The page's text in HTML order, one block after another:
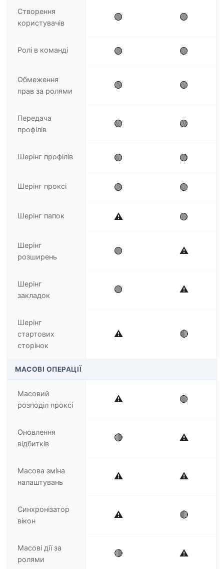
Створення
користувачів
🟢 🟢
Ролі в команді 🟢 🟢
Обмеження
прав за ролями
🟢 🟢
Передача
профілів
🟢 🟢
Шерінг профілів 🟢 🟢
Шерінг проксі 🟢 🟢
Шерінг папок ⚠️ 🟢
Шерінг
розширень
🟢 ⚠️
Шерінг
закладок
🟢 ⚠️
Шерінг
стартових
сторінок
⚠️ 🔴
МАСОВІ ОПЕРАЦІЇ
Масовий
розподіл проксі
⚠️ 🟢
Оновлення
відбитків
🔴 ⚠️
Масова зміна
налаштувань
⚠️ ⚠️
Синхронізатор
вікон
⚠️ 🔴
Масові дії за
ролями
🔴 ⚠️